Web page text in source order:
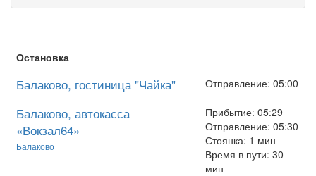
Остановка
Балаково, гостиница "Чайка" Отправление: 05:00
Балаково, автокасса
«Вокзал64»
Балаково
Прибытие: 05:29
Отправление: 05:30
Стоянка: 1 мин
Время в пути: 30
мин